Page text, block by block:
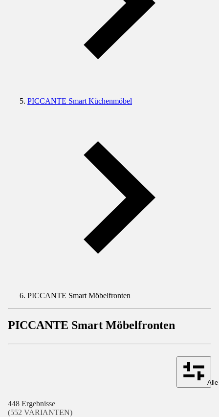
PICCANTE Smart Küchenmöbel
PICCANTE Smart Möbelfronten
PICCANTE Smart Möbelfronten
448 Ergebnisse
(552 VARIANTEN)